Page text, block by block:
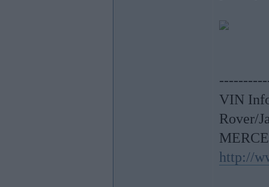
VIN
Rover/
http://